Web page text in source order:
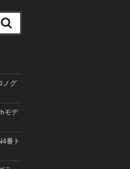
索
ノグ
モデ
番ト